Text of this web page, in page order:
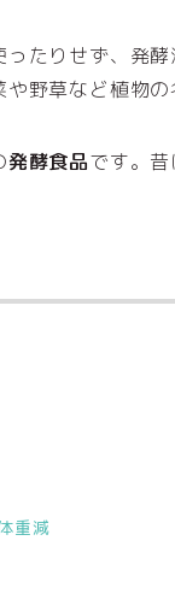
たりせず、発
野草など植物の
発酵食品です。
重減